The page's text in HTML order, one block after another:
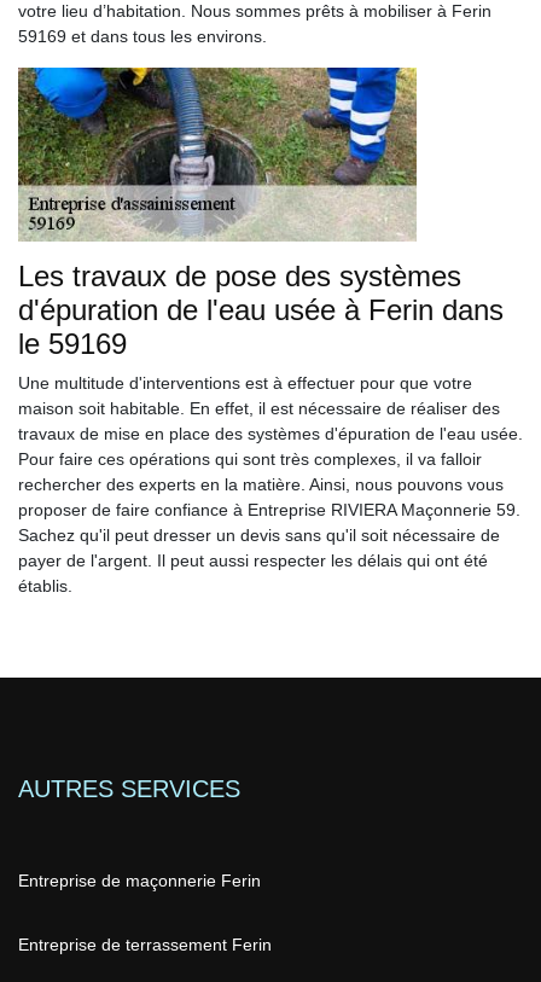
votre lieu d’habitation. Nous sommes prêts à mobiliser à Ferin
59169 et dans tous les environs.
Les travaux de pose des systèmes
d'épuration de l'eau usée à Ferin dans
le 59169
Une multitude d'interventions est à effectuer pour que votre
maison soit habitable. En effet, il est nécessaire de réaliser des
travaux de mise en place des systèmes d'épuration de l'eau usée.
Pour faire ces opérations qui sont très complexes, il va falloir
rechercher des experts en la matière. Ainsi, nous pouvons vous
proposer de faire confiance à Entreprise RIVIERA Maçonnerie 59.
Sachez qu'il peut dresser un devis sans qu'il soit nécessaire de
payer de l'argent. Il peut aussi respecter les délais qui ont été
établis.
AUTRES SERVICES
Entreprise de maçonnerie Ferin
Entreprise de terrassement Ferin